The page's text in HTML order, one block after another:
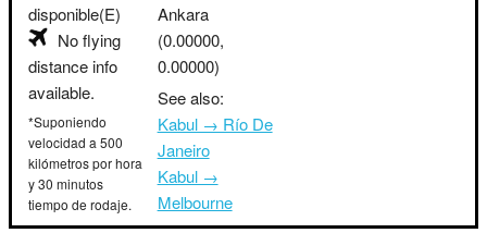
disponible(E)
No flying
distance info
available.
*Suponiendo
velocidad a 500
kilómetros por hora
y 30 minutos
tiempo de rodaje.
Ankara
(0.00000,
0.00000)
See also:
Kabul → Río De
Janeiro
Kabul →
Melbourne